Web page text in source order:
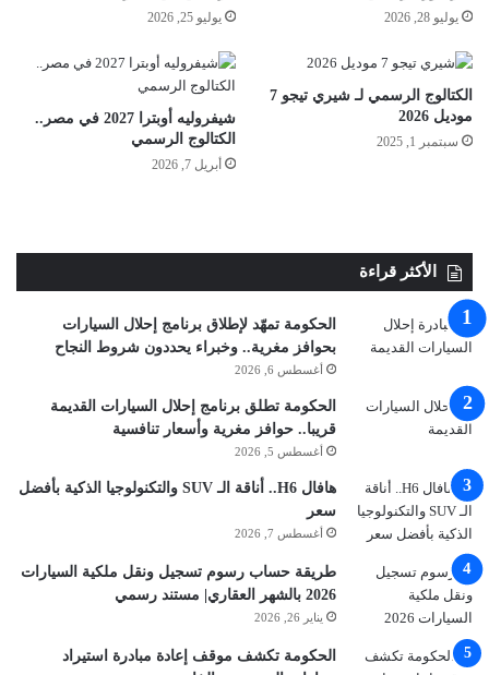
يوليو 28, 2026 يوليو 25, 2026
الكتالوج الرسمي لـ شيري تيجو 7
موديل 2026
سبتمبر 1, 2025
شيفروليه أوبترا 2027 في مصر..
الكتالوج الرسمي
أبريل 7, 2026
الأكثر قراءة
الحكومة تمهّد لإطلاق برنامج إحلال السيارات
بحوافز مغرية.. وخبراء يحددون شروط النجاح
أغسطس 6, 2026
الحكومة تطلق برنامج إحلال السيارات القديمة
قريبا.. حوافز مغرية وأسعار تنافسية
أغسطس 5, 2026
هافال H6.. أناقة الـ SUV والتكنولوجيا الذكية بأفضل
سعر
أغسطس 7, 2026
طريقة حساب رسوم تسجيل ونقل ملكية السيارات
2026 بالشهر العقاري| مستند رسمي
يناير 26, 2026
الحكومة تكشف موقف إعادة مبادرة استيراد